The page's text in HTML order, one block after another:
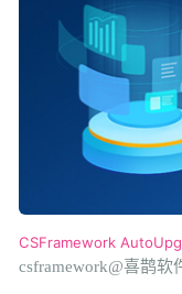
CSFramework
csframework@喜鹊软